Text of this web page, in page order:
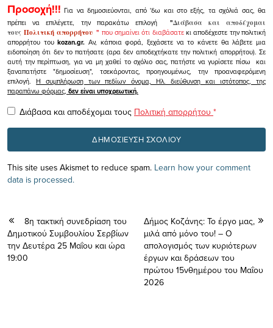
Προσοχή!!! Για να δημοσιεύονται, από 'δω και στο εξής, τα σχόλιά σας, θα
πρέπει να επιλέγετε, την παρακάτω επιλογή
"Διάβασα και αποδέχομαι
τουςΠολιτική απορρήτου" που σημαίνει ότι διαβάσατεκι αποδέχεστε την πολιτική
απορρήτου τουkozan.gr. Αν, κάποια φορά, ξεχάσετε να το κάνετε θα λάβετε μια
ειδοποίηση ότι δεν το πατήσατε (αρα δεν αποδεχτήκατε την πολιτική απορρήτου). Σε
αυτή την περίπτωση, για να μη χαθεί το σχόλιο σας, πατήστε να γυρίσετε πίσω και
ξαναπατήστε "δημοσίευση", τσεκάροντας, προηγουμένως, την προαναφερόμενη
επιλογή.Η συμπλήρωση των πεδίων όνομα, Ηλ. διεύθυνση και ιστότοπος, της
παραπάνω φόρμας, δεν είναι υποχρεωτική.
Διάβασα και αποδέχομαι τους Πολιτική απορρήτου *
This site uses Akismet to reduce spam. Learn how your comment
data is processed.
8η τακτική συνεδρίαση του
Δημοτικού Συμβουλίου Σερβίων
την Δευτέρα 25 Μαΐου και ώρα
19:00
Δήμος Κοζάνης: Το έργο μας,
μιλά από μόνο του! – Ο
απολογισμός των κυριότερων
έργων και δράσεων του
πρώτου 15νθημέρου του Μαΐου
2026